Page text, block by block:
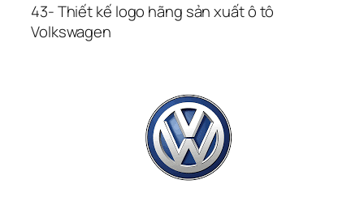
43- Thiết kế logo hãng sản xuất ô tô
Volkswagen